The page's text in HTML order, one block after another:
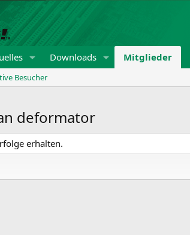
Downloads Mitglieder
Besucher
deformator
erhalten.